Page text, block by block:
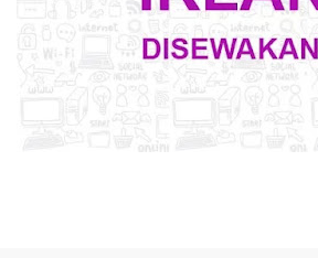
Pendidikan penipuan peristiwa
Petani Pilkada politik Polri
Sejarah Ulang Tahun Pesisir Barat